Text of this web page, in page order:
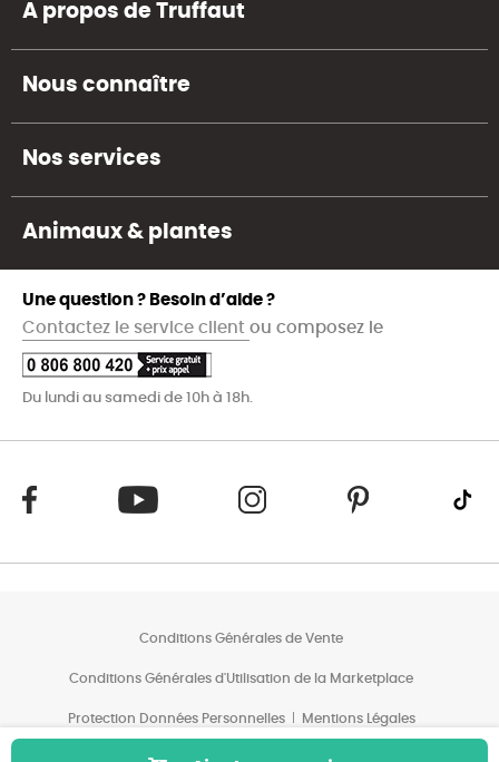
A propos de Truffaut
Nous connaître
Nos services
Animaux & plantes
Une question ? Besoin d’aide ?
Contactez le service client ou composez le
Du lundi au samedi de 10h à 18h.
Conditions Générales de Vente
Conditions Générales d'Utilisation de la Marketplace
Protection Données Personnelles Mentions Légales
Conditions des Offres*